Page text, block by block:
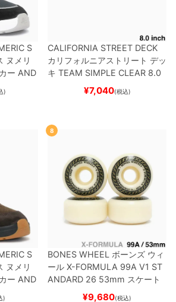
S
ヌメリ
ー AND
ートボ
)
CALIFORNIA STREET DECK
カリフォルニアストリート デッ
キ TEAM SIMPLE CLEAR 8.0
ブランク（DSM）
ード スケボー
¥7,040(税込)
S
ヌメリ
ー AND
)
8
BONES WHEEL ボーンズ ウィ
ール X-FORMULA 99A V1 ST
ANDARD 26 53mm スケート
ボード スケボー
¥9,680(税込)